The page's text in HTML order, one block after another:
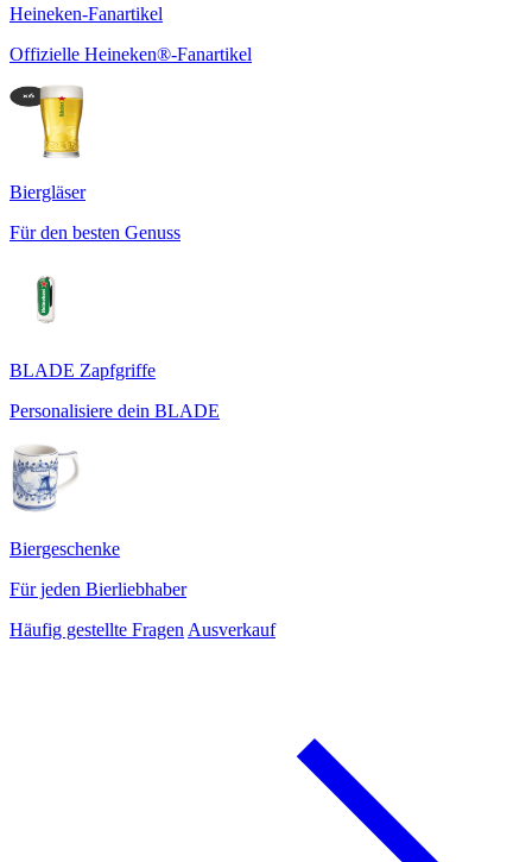
Heineken-Fanartikel
Offizielle Heineken®-Fanartikel
Biergläser
Für den besten Genuss
BLADE Zapfgriffe
Personalisiere dein BLADE
Biergeschenke
Für jeden Bierliebhaber
Häufig gestellte Fragen Ausverkauf